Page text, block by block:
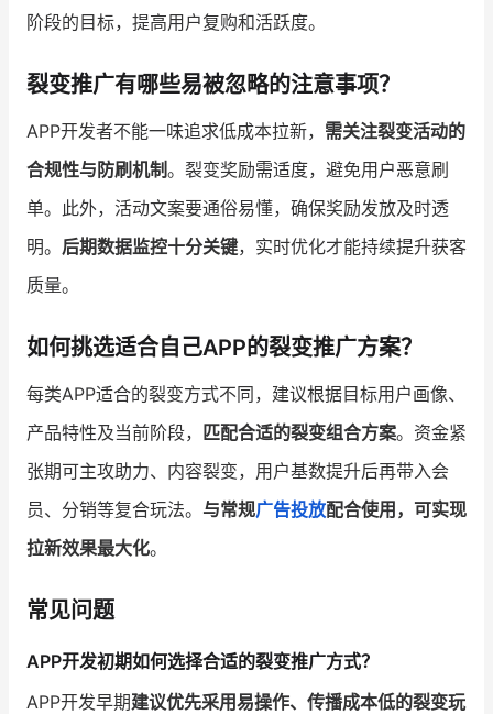
阶段的目标，提高用户复购和活跃度。
裂变推广有哪些易被忽略的注意事项？
APP开发者不能一味追求低成本拉新， 需关注裂变活动的
合规性与防刷机制。裂变奖励需适度，避免用户恶意刷
单。此外，活动文案要通俗易懂，确保奖励发放及时透
明。 后期数据监控十分关键，实时优化才能持续提升获客
质量。
如何挑选适合自己APP的裂变推广方案？
每类APP适合的裂变方式不同，建议根据目标用户画像、
产品特性及当前阶段， 匹配合适的裂变组合方案。资金紧
张期可主攻助力、内容裂变，用户基数提升后再带入会
员、分销等复合玩法。 与常规广告投放配合使用，可实现
拉新效果最大化。
常见问题
APP开发初期如何选择合适的裂变推广方式？
APP开发早期建议优先采用易操作、传播成本低的裂变玩